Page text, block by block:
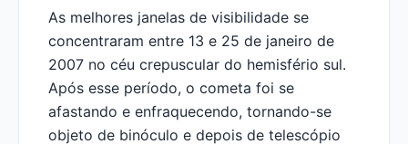
As melhores janelas de visibilidade se
concentraram entre 13 e 25 de janeiro de
2007 no céu crepuscular do hemisfério sul.
Após esse período, o cometa foi se
afastando e enfraquecendo, tornando-se
objeto de binóculo e depois de telescópio